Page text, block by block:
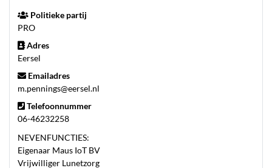
Politieke partij
PRO
Adres
Eersel
Emailadres
m.pennings@eersel.nl
Telefoonnummer
06-46232258
NEVENFUNCTIES:
Eigenaar Maus IoT BV
Vrijwilliger Lunetzorg